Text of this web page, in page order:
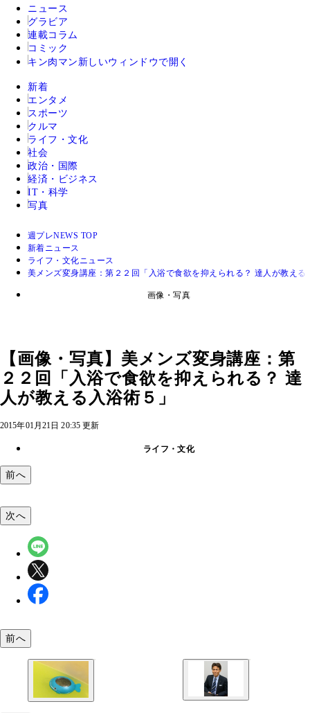
ニュース
グラビア
連載コラム
コミック
キン肉マン 新しいウィンドウで開く
新着
エンタメ
スポーツ
クルマ
ライフ・文化
社会
政治・国際
経済・ビジネス
IT・科学
写真
週プレNEWS TOP
新着ニュース
ライフ・文化ニュース
美メンズ変身講座：第２２回「入浴で食欲を抑えられる？ 達人が教える
画像・写真
【画像・写真】美メンズ変身講座：第
２２回「入浴で食欲を抑えられる？ 達
人が教える入浴術５」
2015年01月21日 20:35 更新
ライフ・文化
前へ
次へ
前へ